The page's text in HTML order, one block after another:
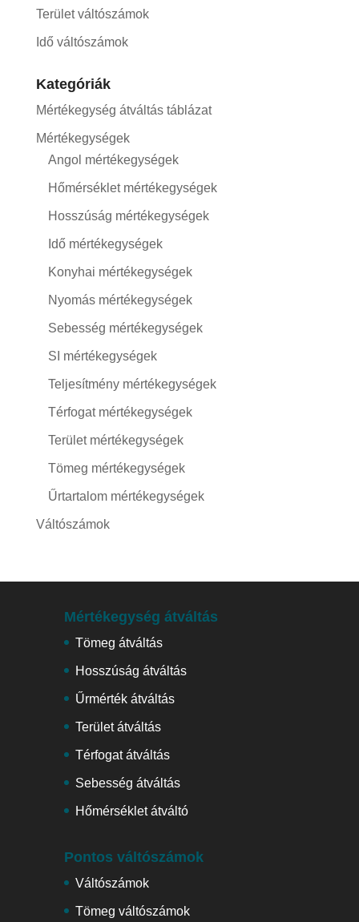
Terület váltószámok
Idő váltószámok
Kategóriák
Mértékegység átváltás táblázat
Mértékegységek
Angol mértékegységek
Hőmérséklet mértékegységek
Hosszúság mértékegységek
Idő mértékegységek
Konyhai mértékegységek
Nyomás mértékegységek
Sebesség mértékegységek
SI mértékegységek
Teljesítmény mértékegységek
Térfogat mértékegységek
Terület mértékegységek
Tömeg mértékegységek
Űrtartalom mértékegységek
Váltószámok
Mértékegység átváltás
Tömeg átváltás
Hosszúság átváltás
Űrmérték átváltás
Terület átváltás
Térfogat átváltás
Sebesség átváltás
Hőmérséklet átváltó
Pontos váltószámok
Váltószámok
Tömeg váltószámok